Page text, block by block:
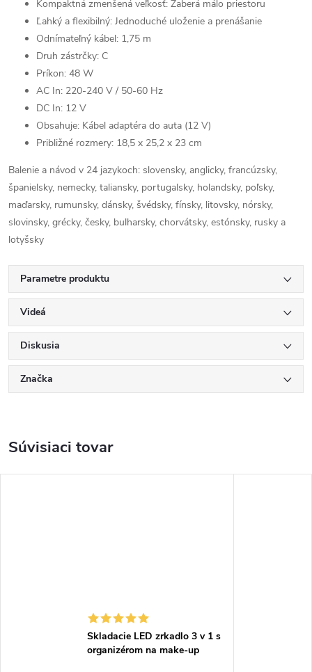
Kompaktná zmenšená veľkosť: Zaberá málo priestoru
Ľahký a flexibilný: Jednoduché uloženie a prenášanie
Odnímateľný kábel: 1,75 m
Druh zástrčky: C
Príkon: 48 W
AC In: 220-240 V / 50-60 Hz
DC In: 12 V
Obsahuje: Kábel adaptéra do auta (12 V)
Približné rozmery: 18,5 x 25,2 x 23 cm
Balenie a návod v 24 jazykoch: slovensky, anglicky, francúzsky,
španielsky, nemecky, taliansky, portugalsky, holandsky, poľsky,
maďarsky, rumunsky, dánsky, švédsky, fínsky, litovsky, nórsky,
slovinsky, grécky, česky, bulharsky, chorvátsky, estónsky, rusky a
lotyšsky
Parametre produktu
Videá
Diskusia
Značka
Súvisiaci tovar
Skladacie LED zrkadlo 3 v 1 s
organizérom na make-up